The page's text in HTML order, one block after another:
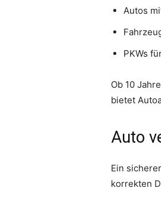
Autos
PKWs
Ob 10
bietet
Auto
Ein
korrekten